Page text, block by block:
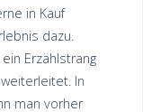
in Kauf
dazu.
Erzählstrang
In
man vorher